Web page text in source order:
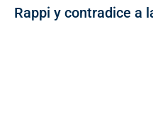
Rappi y contradice a